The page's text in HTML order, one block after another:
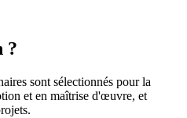
?
sont sélectionnés pour la
et en maîtrise d'œuvre, et